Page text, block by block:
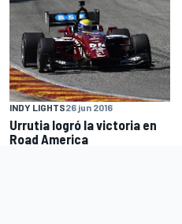
INDY LIGHTS26 jun 2016
Urrutia logró la victoria en
Road America